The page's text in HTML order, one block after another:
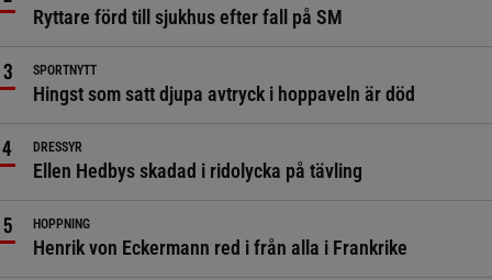
Ryttare förd till sjukhus efter fall på SM
SPORTNYTT
Hingst som satt djupa avtryck i hoppaveln är död
DRESSYR
Ellen Hedbys skadad i ridolycka på tävling
HOPPNING
Henrik von Eckermann red i från alla i Frankrike